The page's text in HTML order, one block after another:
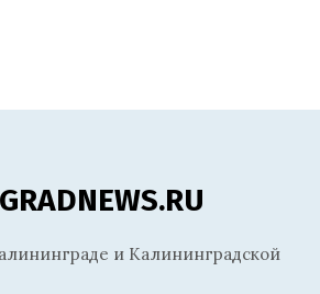
и Калининградской